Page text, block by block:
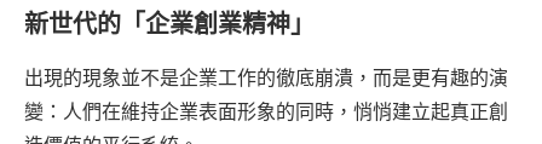
新世代的「企業創業精神」
出現的現象並不是企業工作的徹底崩潰，而是更有趣的演
變：人們在維持企業表面形象的同時，悄悄建立起真正創